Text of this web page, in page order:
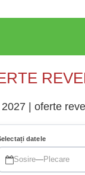
| oferte
datele
Sosire—Plecare